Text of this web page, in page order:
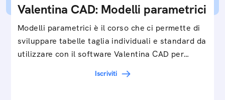
Valentina CAD: Modelli parametrici
Modelli parametrici è il corso che ci permette di
sviluppare tabelle taglia individuali e standard da
utilizzare con il software Valentina CAD per…
Iscriviti